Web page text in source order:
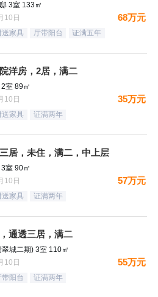
3室 133㎡
10日
68万元
送家具 厅带阳台 证满五年
洋房，2居，满二
室 89㎡
10日
35万元
送家具 证满两年
居，未住，满二，中上层
室 90㎡
10日
57万元
送家具 证满两年
通透三居，满二
城二期) 3室 110㎡
10日
55万元
带阳台 证满两年